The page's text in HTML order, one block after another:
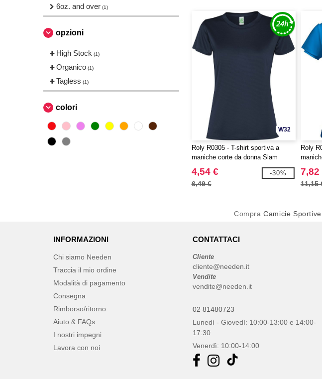
6oz. and over (1)
opzioni
High Stock (1)
Organico (1)
Tagless (1)
colori
W32
Roly R0305 - T-shirt sportiva a
maniche corte da donna Slam
4,54 €
6,49 €
-30%
Roly
7,82
11,15
CompraCamicie
INFORMAZIONI
Chi siamo Needen
Traccia il mio ordine
Modalità di pagamento
Consegna
Rimborso/ritorno
Aiuto & FAQs
I nostri impegni
Lavora con noi
CONTATTACI
Cliente
cliente@needen.it
Vendite
vendite@needen.it
02 81480723
Lunedì - Giovedì: 10:00-13:00 e 14:00-
17:30
Venerdì: 10:00-14:00